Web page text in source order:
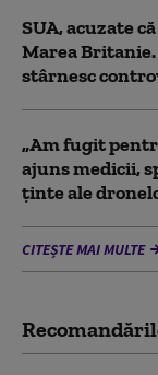
SUA, acuzate
Marea
stârnesc
„Am fugit
ajuns medicii,
ținte ale
CITEȘTE MAI MULTE